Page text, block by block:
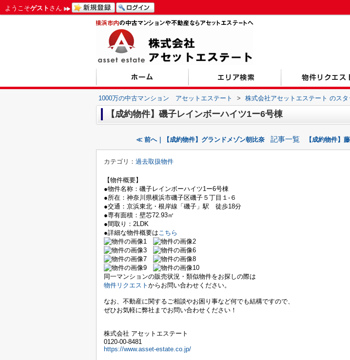
ようこそゲスト さん
1000万の中古マンション アセットエステート > 株式会社アセットエステート のス
【成約物件】磯子レインボーハイツ1ー6号棟
≪ 前へ｜【成約物件】グランドメゾン朝比奈 記事一覧 【成約物件】
カテゴリ： 過去取扱物件
【物件概要】
●物件名称：磯子レインボーハイツ1ー6号棟
●所在：神奈川県横浜市磯子区磯子５丁目１‐６
●交通：京浜東北・根岸線「磯子」駅 徒歩18分
●専有面積：壁芯72.93㎡
●間取り：2LDK
●詳細な物件概要はこちら
同一マンションの販売状況・類似物件をお探しの際は
物件リクエスト からお問い合わせください。
なお、不動産に関するご相談やお困り事など何でも結構ですので、
ぜひお気軽に弊社までお問い合わせください！
株式会社 アセットエステート
0120-00-8481
https://www.asset-estate.co.jp/